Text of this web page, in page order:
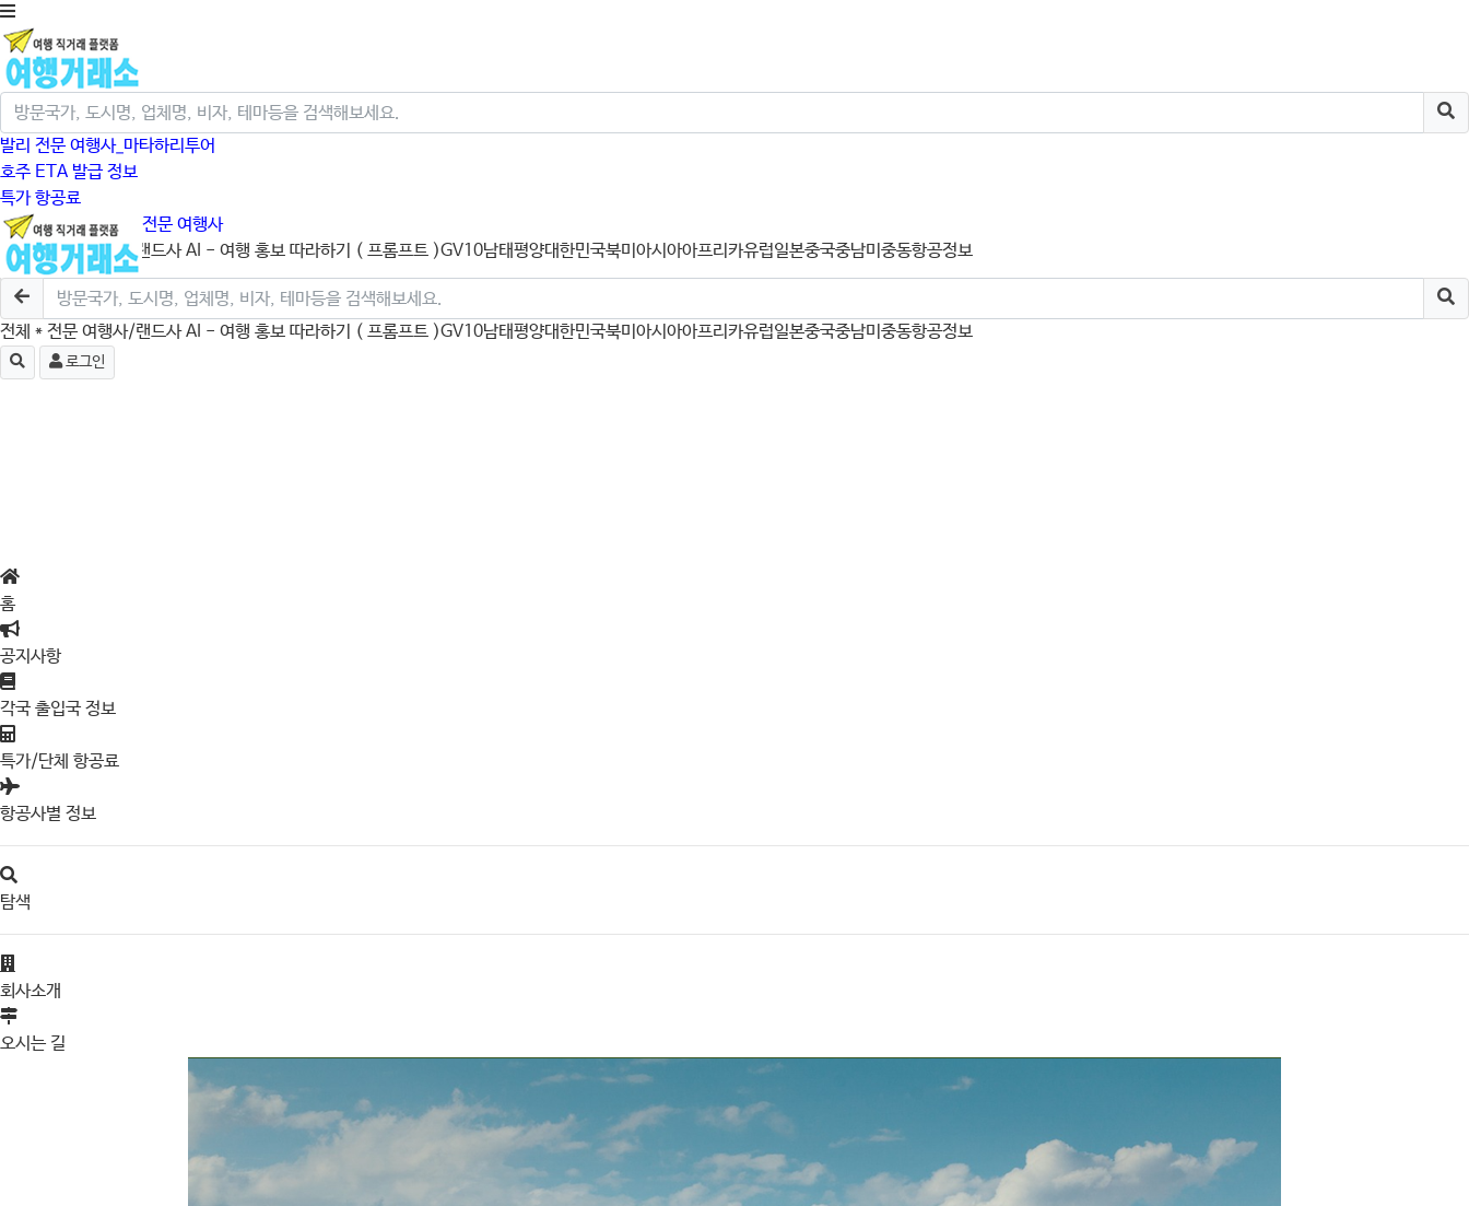
발리 전문 여행사_마타하리투어
호주 ETA 발급 정보
특가 항공료
크루즈/미국/캐나다 전문 여행사
전체 * 전문 여행사/랜드사AI - 여행 홍보 따라하기 ( 프롬프트 )GV10남태평양대한민국북미 아시아아프리카유럽일본중국중남미 중동항공정보
로그인
전체 * 전문 여행사/랜드사AI - 여행 홍보 따라하기 ( 프롬프트 )GV10남태평양대한민국북미 아시아아프리카유럽일본중국중남미 중동항공정보
로그인
홈
공지사항
각국 출입국 정보
특가/단체 항공료
항공사별 정보
탐색
회사소개
오시는 길